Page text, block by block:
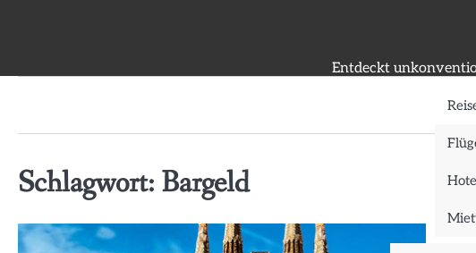
Entdeckt
Schlagwort: Bargeld